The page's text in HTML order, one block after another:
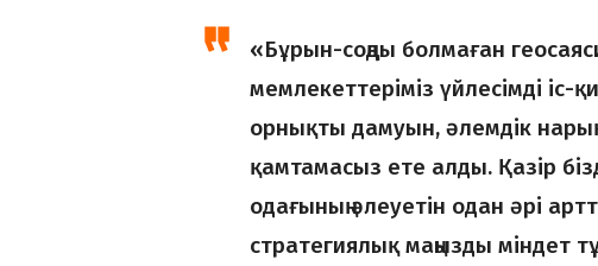
«Бұрын-соңды болмаған
мемлекеттеріміз үйлесімді
орнықты дамуын, әлемдік
қамтамасыз ете алды. Қазір
одағының әлеуетін одан әрі
стратегиялық маңызды міндет